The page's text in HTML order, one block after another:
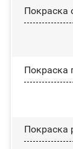
Покраска
Покраска
Покраска